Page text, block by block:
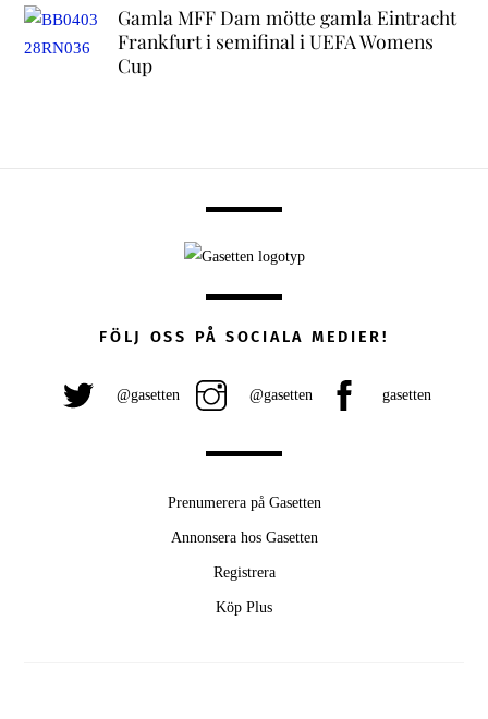
Gamla MFF Dam mötte gamla Eintracht
Frankfurt i semifinal i UEFA Womens
Cup
FÖLJ OSS PÅ SOCIALA MEDIER!
@gasetten @gasetten gasetten
Prenumerera på Gasetten
Annonsera hos Gasetten
Registrera
Köp Plus